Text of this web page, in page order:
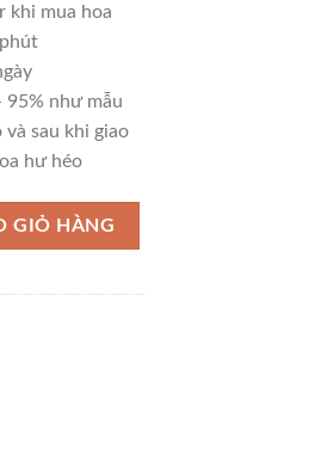
là:
900,000₫.
khi mua hoa
95% như mẫu
sau khi giao
hư héo
GIỎ HÀNG